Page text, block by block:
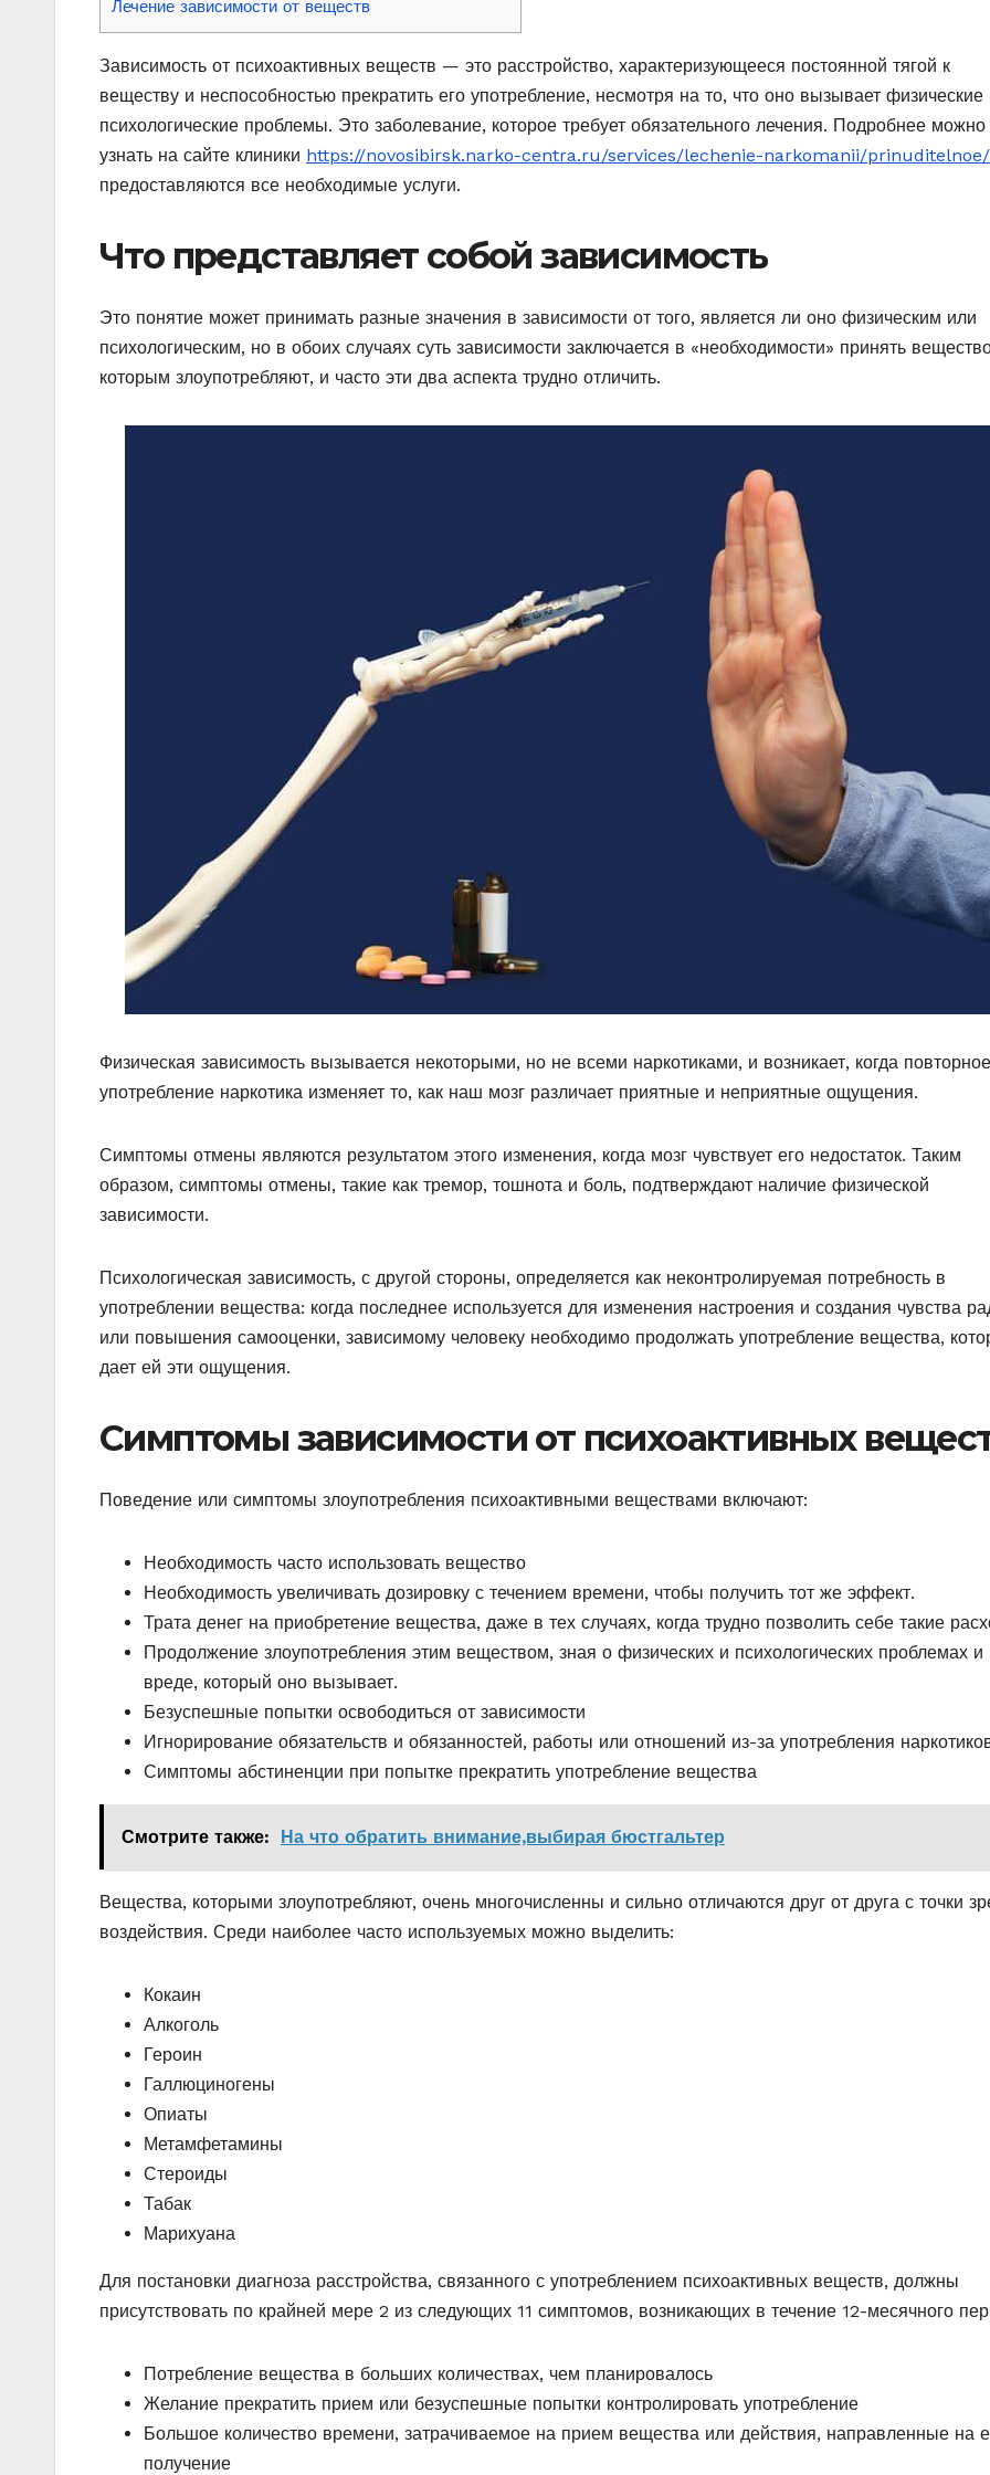
Лечение зависимости от веществ
Зависимость от психоактивных веществ — это расстройство, характеризующееся постоянной тягой к
веществу и неспособностью прекратить его употребление, несмотря на то, что оно вызывает физические
психологические проблемы. Это заболевание, которое требует обязательного лечения. Подробнее можно
узнать на сайте клиники https://novosibirsk.narko-centra.ru/services/lechenie-narkomanii/prinuditelnoe/
предоставляются все необходимые услуги.
Что представляет собой зависимость
Это понятие может принимать разные значения в зависимости от того, является ли оно физическим или
психологическим, но в обоих случаях суть зависимости заключается в «необходимости» принять
которым злоупотребляют, и часто эти два аспекта трудно отличить.
Физическая зависимость вызывается некоторыми, но не всеми наркотиками, и возникает, когда повторное
употребление наркотика изменяет то, как наш мозг различает приятные и неприятные ощущения.
Симптомы отмены являются результатом этого изменения, когда мозг чувствует его недостаток. Таким
образом, симптомы отмены, такие как тремор, тошнота и боль, подтверждают наличие физической
зависимости.
Психологическая зависимость, с другой стороны, определяется как неконтролируемая потребность в
употреблении вещества: когда последнее используется для изменения настроения и создания чувства
или повышения самооценки, зависимому человеку необходимо продолжать употребление вещества,
дает ей эти ощущения.
Симптомы зависимости от психоактивных
Поведение или симптомы злоупотребления психоактивными веществами включают:
Необходимость часто использовать вещество
Необходимость увеличивать дозировку с течением времени, чтобы получить тот же эффект.
Трата денег на приобретение вещества, даже в тех случаях, когда трудно позволить себе такие
Продолжение злоупотребления этим веществом, зная о физических и психологических проблемах и
вреде, который оно вызывает.
Безуспешные попытки освободиться от зависимости
Игнорирование обязательств и обязанностей, работы или отношений из-за употребления
Симптомы абстиненции при попытке прекратить употребление вещества
Смотрите также: На что обратить внимание,выбирая бюстгальтер
Вещества, которыми злоупотребляют, очень многочисленны и сильно отличаются друг от друга с точки
воздействия. Среди наиболее часто используемых можно выделить:
Кокаин
Алкоголь
Героин
Галлюциногены
Опиаты
Метамфетамины
Стероиды
Табак
Марихуана
Для постановки диагноза расстройства, связанного с употреблением психоактивных веществ, должны
присутствовать по крайней мере 2 из следующих 11 симптомов, возникающих в течение 12-месячного
Потребление вещества в больших количествах, чем планировалось
Желание прекратить прием или безуспешные попытки контролировать употребление
Большое количество времени, затрачиваемое на прием вещества или действия, направленные на
получение